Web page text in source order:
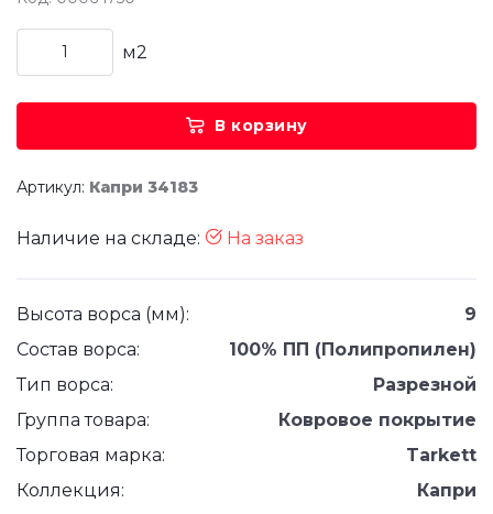
м2
В корзину
Артикул: Капри 34183
Наличие на складе: На заказ
Высота ворса (мм):
9
Состав ворса:
100% ПП (Полипропилен)
Тип ворса:
Разрезной
Группа товара:
Ковровое покрытие
Торговая марка:
Tarkett
Коллекция:
Капри